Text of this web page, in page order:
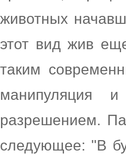
животных
этот вид жив
таким
манипуляция
разрешением.
следующее: "В